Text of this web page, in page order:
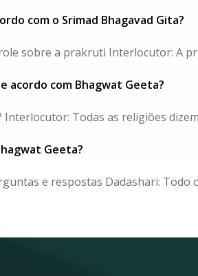
com o Srimad Bhagavad Gita?
sobre a prakruti Interlocutor: A
acordo com Bhagwat Geeta?
Todas as religiões
Geeta?
e respostas Dadashari: Todo